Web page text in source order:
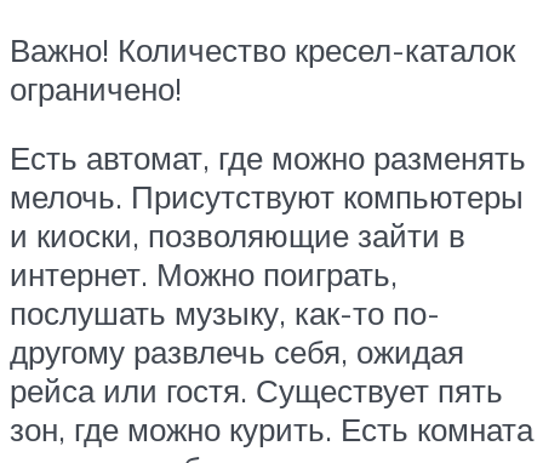
Важно! Количество кресел-каталок
ограничено!
Есть автомат, где можно разменять
мелочь. Присутствуют компьютеры
и киоски, позволяющие зайти в
интернет. Можно поиграть,
послушать музыку, как-то по-
другому развлечь себя, ожидая
рейса или гостя. Существует пять
зон, где можно курить. Есть комната